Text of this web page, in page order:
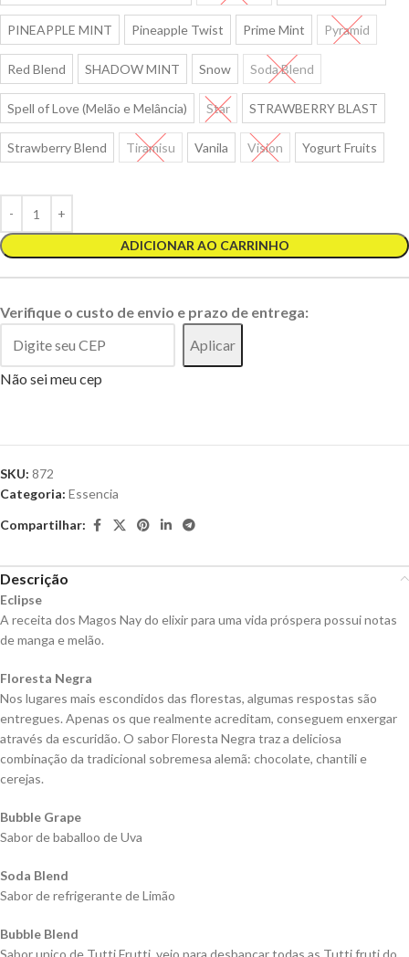
PINEAPPLE MINT Pineapple Twist Prime Mint Pyramid
Red Blend SHADOW MINT Snow Soda Blend
Spell of Love (Melão e Melância) Star STRAWBERRY BLAST
Strawberry Blend Tiramisu Vanila Vision Yogurt Fruits
ADICIONAR AO CARRINHO
Verifique o custo de envio e prazo de entrega:
Aplicar
Não sei meu cep
SKU: 872
Categoria: Essencia
Compartilhar:
Descrição
Eclipse
A receita dos Magos Nay do elixir para uma vida próspera possui notas
de manga e melão.
Floresta Negra
Nos lugares mais escondidos das florestas, algumas respostas são
entregues. Apenas os que realmente acreditam, conseguem enxergar
através da escuridão. O sabor Floresta Negra traz a deliciosa
combinação da tradicional sobremesa alemã: chocolate, chantili e
cerejas.
Bubble Grape
Sabor de baballoo de Uva
Soda Blend
Sabor de refrigerante de Limão
Bubble Blend
Sabor unico de Tutti Frutti, veio para desbancar todas as Tutti fruti do